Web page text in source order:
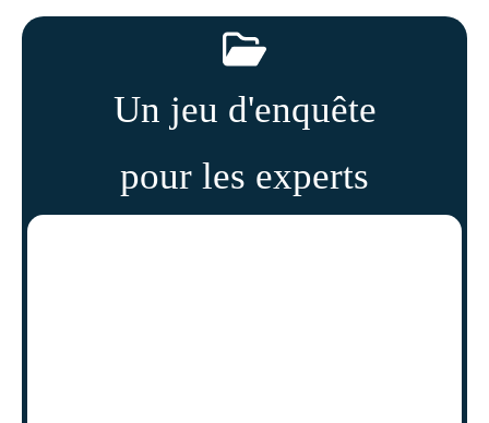
Un jeu d'enquête
pour les experts